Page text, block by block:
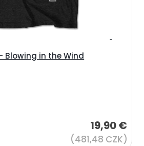
Blowing in the Wind
19,90 €
(481,48 CZK)